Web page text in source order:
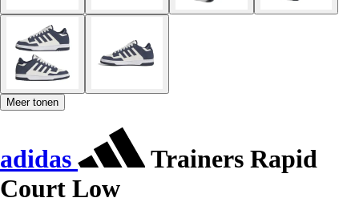
Meer tonen
adidas
Trainers Rapid
Court Low